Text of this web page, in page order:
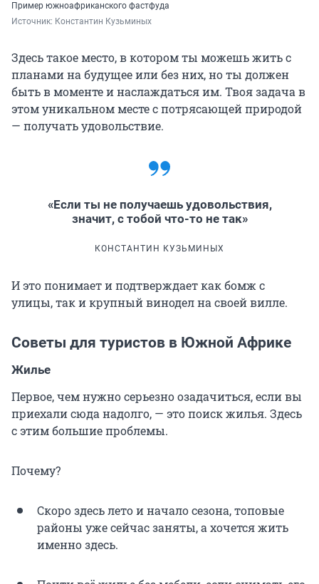
Пример южноафриканского фастфуда
Источник: Константин Кузьминых
Здесь такое место, в котором ты можешь жить с
планами на будущее или без них, но ты должен
быть в моменте и наслаждаться им. Твоя задача в
этом уникальном месте с потрясающей природой
— получать удовольствие.
«Если ты не получаешь удовольствия,
значит, с тобой что-то не так»
КОНСТАНТИН КУЗЬМИНЫХ
И это понимает и подтверждает как бомж с
улицы, так и крупный винодел на своей вилле.
Советы для туристов в Южной Африке
Жилье
Первое, чем нужно серьезно озадачиться, если вы
приехали сюда надолго, — это поиск жилья. Здесь
с этим большие проблемы.
Почему?
Скоро здесь лето и начало сезона, топовые
районы уже сейчас заняты, а хочется жить
именно здесь.